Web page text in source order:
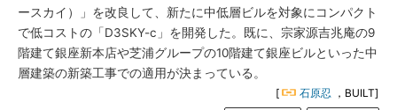
ースカイ）」を改良して、新たに中低層ビルを対象にコンパクト
で低コストの「D3SKY-c」を開発した。既に、宗家源吉兆庵の9
階建て銀座新本店や芝浦グループの10階建て銀座ビルといった中
層建築の新築工事での適用が決まっている。
[ 石原忍 ，BUILT]